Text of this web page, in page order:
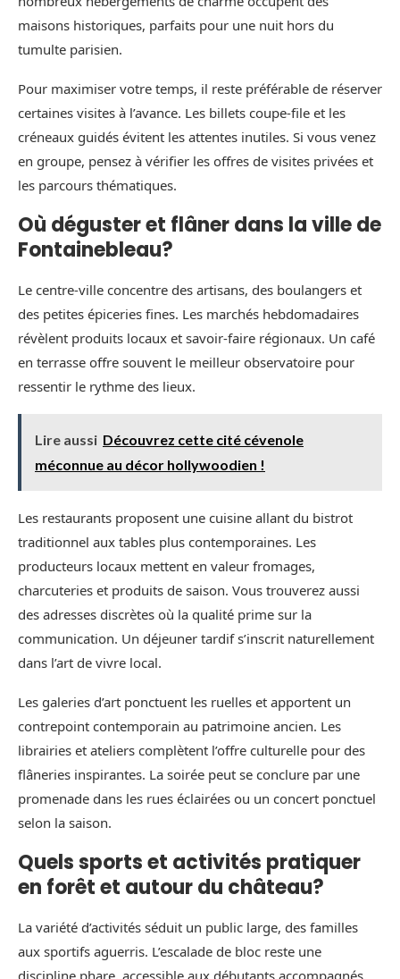
maisons historiques, parfaits pour une nuit hors du
tumulte parisien.
Pour maximiser votre temps, il reste préférable de réserver
certaines visites à l’avance. Les billets coupe-file et les
créneaux guidés évitent les attentes inutiles. Si vous venez
en groupe, pensez à vérifier les offres de visites privées et
les parcours thématiques.
Où déguster et flâner dans la ville de
Fontainebleau?
Le centre-ville concentre des artisans, des boulangers et
des petites épiceries fines. Les marchés hebdomadaires
révèlent produits locaux et savoir-faire régionaux. Un café
en terrasse offre souvent le meilleur observatoire pour
ressentir le rythme des lieux.
Lire aussi Découvrez cette cité cévenole
méconnue au décor hollywoodien !
Les restaurants proposent une cuisine allant du bistrot
traditionnel aux tables plus contemporaines. Les
producteurs locaux mettent en valeur fromages,
charcuteries et produits de saison. Vous trouverez aussi
des adresses discrètes où la qualité prime sur la
communication. Un déjeuner tardif s’inscrit naturellement
dans l’art de vivre local.
Les galeries d’art ponctuent les ruelles et apportent un
contrepoint contemporain au patrimoine ancien. Les
librairies et ateliers complètent l’offre culturelle pour des
flâneries inspirantes. La soirée peut se conclure par une
promenade dans les rues éclairées ou un concert ponctuel
selon la saison.
Quels sports et activités pratiquer
en forêt et autour du château?
La variété d’activités séduit un public large, des familles
aux sportifs aguerris. L’escalade de bloc reste une
discipline phare, accessible aux débutants accompagnés.